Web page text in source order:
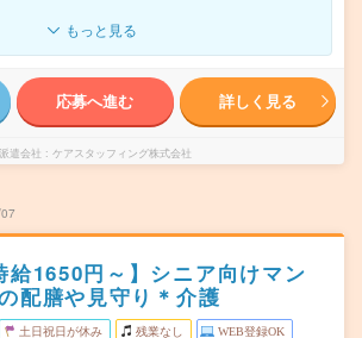
もっと見る
応募へ進む 詳しく見る
派遣会社 ケアスタッフィング株式会社
給1650円～】シニア向けマン
配膳や見守り＊介護
土日祝日が休み 残業なし WEB登録OK